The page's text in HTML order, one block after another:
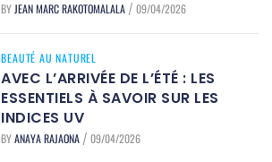
BY JEAN MARC RAKOTOMALALA / 09/04/2026
BEAUTÉ AU NATUREL
AVEC L’ARRIVÉE DE L’ÉTÉ : LES
ESSENTIELS À SAVOIR SUR LES
INDICES UV
BYANAYA RAJAONA / 09/04/2026